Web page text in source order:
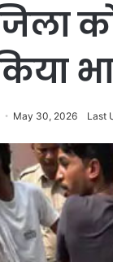
May 30, 2026 Last